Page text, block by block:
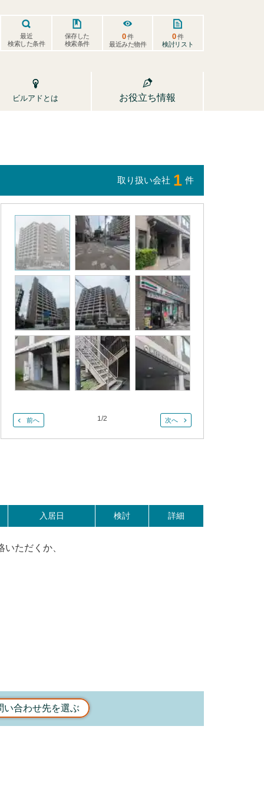
最近
検索した条件
保存した
検索条件
0件
最近みた物件
0件
検討リスト
ビルアドとは お役立ち情報
取り扱い会社 1 件
前へ 1/2 次へ
入居日 検討 詳細
ただくか、
い合わせ先を選ぶ